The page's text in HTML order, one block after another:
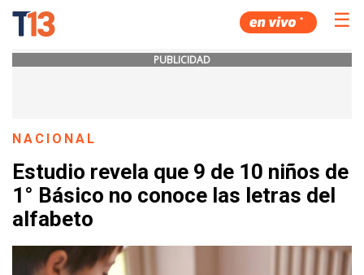
☰
PUBLICIDAD
NACIONAL
Estudio revela que 9 de 10 niños de
1° Básico no conoce las letras del
alfabeto